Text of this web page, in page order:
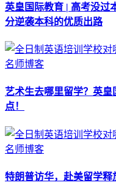
英皇国际教育 | 高考没过
分逆袭本科的优质出路
名师博客
艺术生去哪里留学？英
点！
名师博客
特朗普访华，赴美留学释